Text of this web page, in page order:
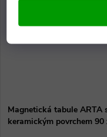
Magnetická tabule ARTA
keramickým povrchem 90